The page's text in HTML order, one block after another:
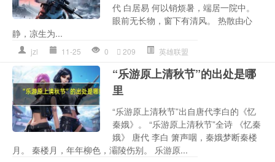
代 白居易 何以销烦暑，端居一院中。
眼前无长物，窗下有清风。 热散由心
静，凉生为...
jzl 11-25 0 209 英雄联盟
“乐游原上清秋节”的出处是哪
里
“乐游原上清秋节”出自唐代李白的《忆
秦娥》。 “乐游原上清秋节”全诗 《忆秦
娥》 唐代 李白 箫声咽，秦娥梦断秦楼
月。 秦楼月，年年柳色，灞陵伤别。 乐游原...